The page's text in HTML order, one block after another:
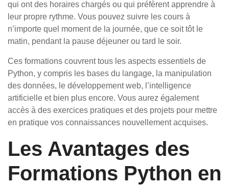
qui ont des horaires chargés ou qui préfèrent apprendre à
leur propre rythme. Vous pouvez suivre les cours à
n’importe quel moment de la journée, que ce soit tôt le
matin, pendant la pause déjeuner ou tard le soir.
Ces formations couvrent tous les aspects essentiels de
Python, y compris les bases du langage, la manipulation
des données, le développement web, l’intelligence
artificielle et bien plus encore. Vous aurez également
accès à des exercices pratiques et des projets pour mettre
en pratique vos connaissances nouvellement acquises.
Les Avantages des
Formations Python en